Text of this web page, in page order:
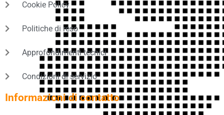
Cookie Policy
Politiche di reso
Approfondimenti tecnici
Condizioni di servizio
Informazioni di contatto